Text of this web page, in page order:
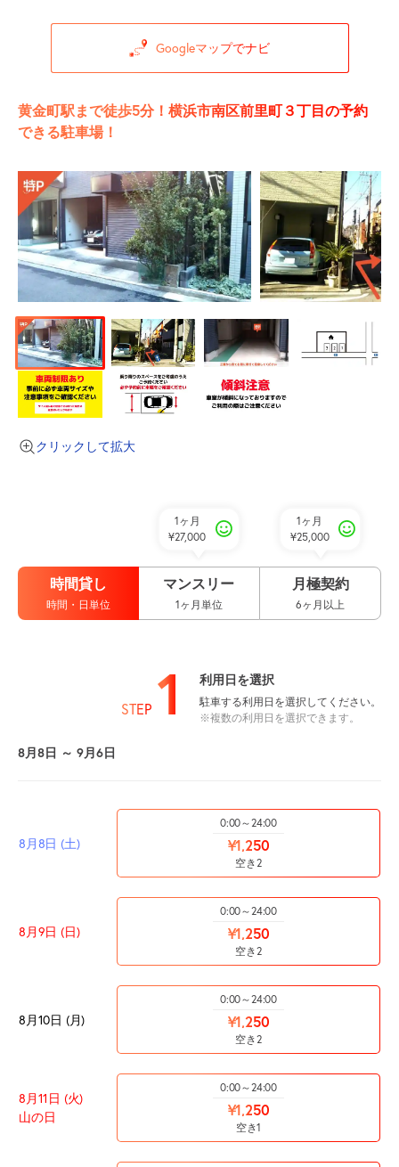
Googleマップでナビ
黄金町駅まで徒歩5分！横浜市南区前里町３丁目の予約
できる駐車場！
クリックして拡大
時間貸し
時間・日単位
1ヶ月
¥27,000
マンスリー
1ヶ月単位
1ヶ月
¥25,000
月極契約
6ヶ月以上
STEP 1 利用日を選択
駐車する利用日を選択してください。
※複数の利用日を選択できます。
8月8日 ～ 9月6日
8月8日 (土)
0:00～24:00
¥1,250
空き2
8月9日 (日)
0:00～24:00
¥1,250
空き2
8月10日 (月)
0:00～24:00
¥1,250
空き2
8月11日 (火)
山の日
0:00～24:00
¥1,250
空き1